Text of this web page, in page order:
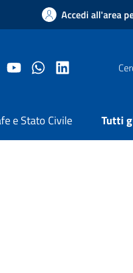
Accedi all'area
Facebook Comune di Arezzo
Youtube Comune di Arezzo
Twitter Comune di
LinkedIn
e Stato Civile Tutti